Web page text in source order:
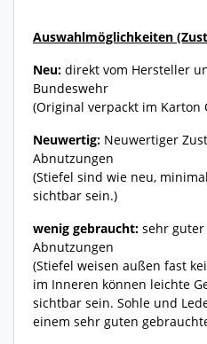
Auswahlmöglichkeiten
Neu: direkt vom Hersteller
Bundeswehr
(Original verpackt im Karton
Neuwertig: Neuwertiger
Abnutzungen
(Stiefel sind wie neu,
sichtbar sein.)
wenig gebraucht: sehr
Abnutzungen
(Stiefel weisen außen fast
im Inneren können leichte
sichtbar sein. Sohle und
einem sehr guten